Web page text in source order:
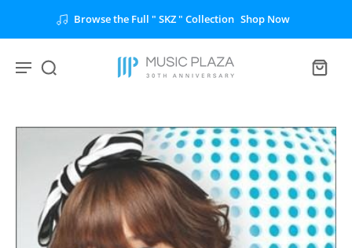
Browse the Full " SKZ " Collection Shop Now